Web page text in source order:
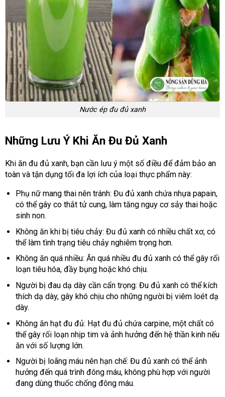
Nước ép đu đủ xanh
Những Lưu Ý Khi Ăn Đu Đủ Xanh
Khi ăn đu đủ xanh, bạn cần lưu ý một số điều để đảm bảo an
toàn và tận dụng tối đa lợi ích của loại thực phẩm này:
Phụ nữ mang thai nên tránh: Đu đủ xanh chứa nhựa papain,
có thể gây co thắt tử cung, làm tăng nguy cơ sảy thai hoặc
sinh non.
Không ăn khi bị tiêu chảy: Đu đủ xanh có nhiều chất xơ, có
thể làm tình trạng tiêu chảy nghiêm trọng hơn.
Không ăn quá nhiều: Ăn quá nhiều đu đủ xanh có thể gây rối
loạn tiêu hóa, đầy bụng hoặc khó chịu.
Người bị đau dạ dày cần cẩn trọng: Đu đủ xanh có thể kích
thích dạ dày, gây khó chịu cho những người bị viêm loét dạ
dày.
Không ăn hạt đu đủ: Hạt đu đủ chứa carpine, một chất có
thể gây rối loạn nhịp tim và ảnh hưởng đến hệ thần kinh nếu
ăn với số lượng lớn.
Người bị loãng máu nên hạn chế: Đu đủ xanh có thể ảnh
hưởng đến quá trình đông máu, không phù hợp với người
đang dùng thuốc chống đông máu.